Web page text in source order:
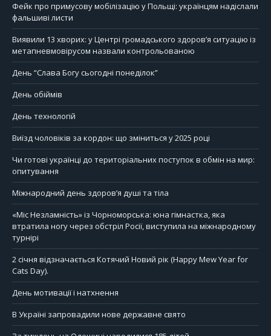
Фейк про примусову мобілізацію у Польщі: українцям надіслали
фальшиві листи
Виявили 13 хворих: у Центрі громадського здоров’я ситуацію із
метапневмовірусом назвали контрольованою
День “Слава Богу сьогодні понеділок”
День обіймів
День технологій
Виїзд чоловіків за кордон: що зміниться у 2025 році
Чи готові українці до територіальних поступок в обмін на мир:
опитування
Міжнародний день здоров’я душі та тіла
«Міс Незламність» із Чорноморська: юна гімнастка, яка
втратила ногу через обстріл Росії, виступила на міжнародному
турнірі
2 січня відзначається Котячий Новий рік (Happy Mew Year for
Cats Day).
День мотивації і натхнення
В Україні запровадили нове державне свято